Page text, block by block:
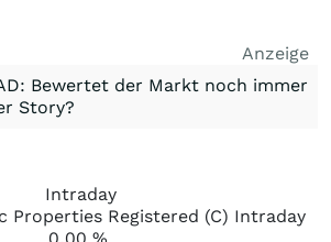
Anzeige
Bewertet der Markt noch immer
Story?
Intraday